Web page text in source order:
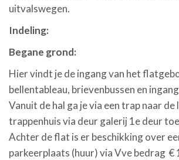
uitvalswegen.
Indeling:
Begane grond:
Hier vindt je de ingang van het
bellentableau, brievenbussen en
Vanuit de hal ga je via een trap naar
trappenhuis via deur galerij 1e deur
Achter de flat is er beschikking over
parkeerplaats (huur) via Vve bedrag €